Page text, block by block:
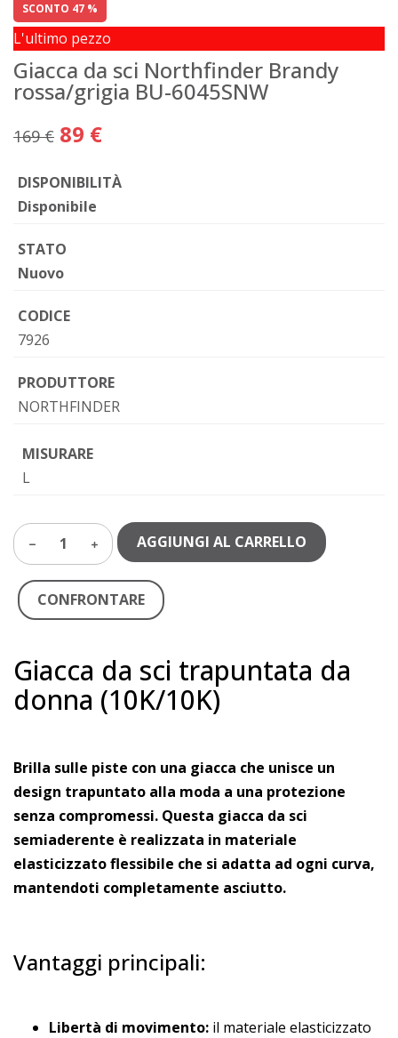
SCONTO 47 %
L'ultimo pezzo
Giacca da sci Northfinder Brandy
rossa/grigia BU-6045SNW
169 € 89 €
DISPONIBILITÀ
Disponibile
STATO
Nuovo
CODICE
7926
PRODUTTORE
NORTHFINDER
MISURARE
L
1 AGGIUNGI AL CARRELLO
CONFRONTARE
Giacca da sci trapuntata da
donna (10K/10K)
Brilla sulle piste con una giacca che unisce un
design trapuntato alla moda a una protezione
senza compromessi. Questa giacca da sci
semiaderente è realizzata in materiale
elasticizzato flessibile che si adatta ad ogni curva,
mantendoti completamente asciutto.
Vantaggi principali:
Libertà di movimento: il materiale elasticizzato